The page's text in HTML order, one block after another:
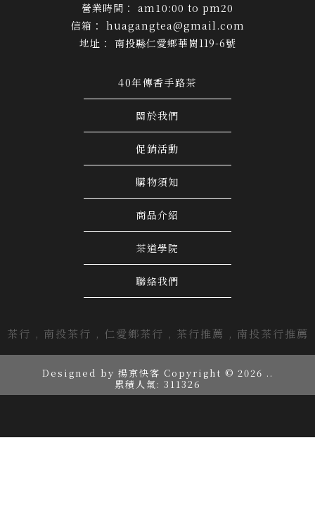
am10:00 to pm20
huagangtea@gmail.com
南投縣仁愛鄉華崗119-6號
40年傳香手路茶
關於我們
促銷活動
購物須知
商品介紹
茶道學院
聯絡我們
茶行 南投茶行 仁愛鄉茶行 茶行推薦 南投茶行推薦
Designed by 揚京快客 Copyright © 2026 ..
累積人氣: 311326